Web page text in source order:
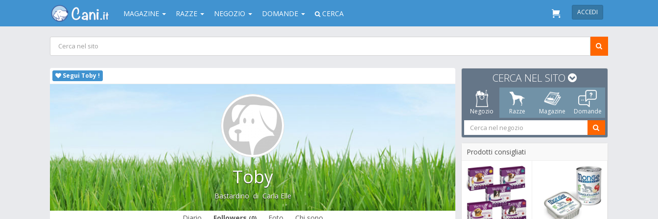
MAGAZINE RAZZE NEGOZIO DOMANDE CERCA ACCEDI
Segui Toby !
Toby
Bastardinodi Carla Elle
CERCA NEL SITO
Negozio Razze Magazine Domande
Prodotti consigliati